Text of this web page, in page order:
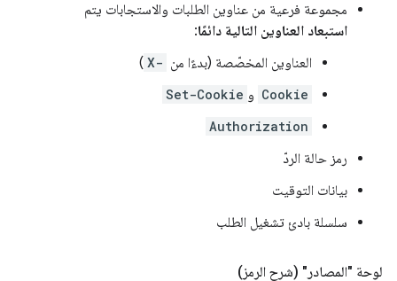
مجموعة فرعية من عناوين الطلبات والاستجابات يتم
استبعاد العناوين التالية دائمًا:
العناوين المخصّصة (بدءًا من X-
)
Cookie و Set-Cookie
Authorization
رمز حالة الردّ
بيانات التوقيت
سلسلة بادئ تشغيل الطلب
لوحة "المصادر" (شرح الرمز)